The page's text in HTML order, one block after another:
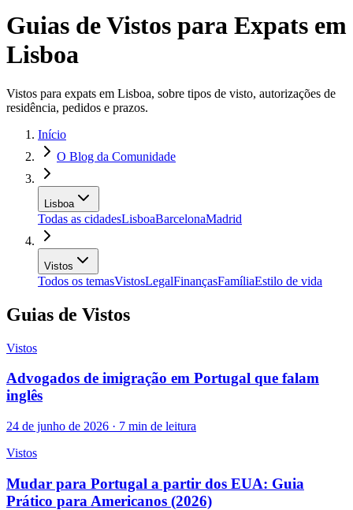
Guias de Vistos para Expats em
Lisboa
Vistos para expats em Lisboa, sobre tipos de visto, autorizações de
residência, pedidos e prazos.
Início
O Blog da Comunidade
Lisboa
Todas as cidadesLisboaBarcelonaMadrid
Vistos
Todos os temasVistosLegalFinançasFamíliaEstilo de vida
Guias de Vistos
Vistos
Advogados de imigração em Portugal que falam
inglês
24 de junho de 2026 · 7 min de leitura
Vistos
Mudar para Portugal a partir dos EUA: Guia
Prático para Americanos (2026)